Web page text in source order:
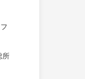
所